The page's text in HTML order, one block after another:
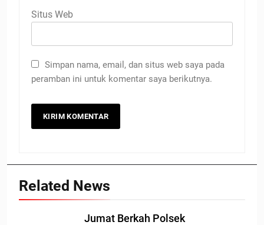
Situs Web
Simpan nama, email, dan situs web saya pada
peramban ini untuk komentar saya berikutnya.
Related News
Jumat Berkah Polsek